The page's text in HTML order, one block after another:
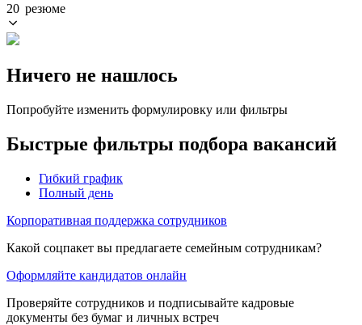
20 резюме
Ничего не нашлось
Попробуйте изменить формулировку или фильтры
Быстрые фильтры подбора вакансий
Гибкий график
Полный день
Корпоративная поддержка сотрудников
Какой соцпакет вы предлагаете семейным сотрудникам?
Оформляйте кандидатов онлайн
Проверяйте сотрудников и подписывайте кадровые
документы без бумаг и личных встреч